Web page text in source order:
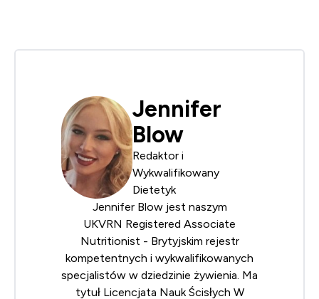
Jennifer
Blow
Redaktor i
Wykwalifikowany
Dietetyk
Jennifer Blow jest naszym
UKVRN Registered Associate
Nutritionist - Brytyjskim rejestr
kompetentnych i wykwalifikowanych
specjalistów w dziedzinie żywienia. Ma
tytuł Licencjata Nauk Ścisłych W